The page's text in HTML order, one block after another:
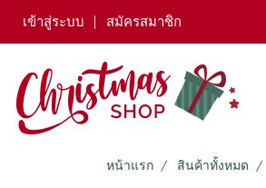
เข้าสู่ระบบ สมัครสมาชิก
หน้าแรก สินค้าทั้งหมด